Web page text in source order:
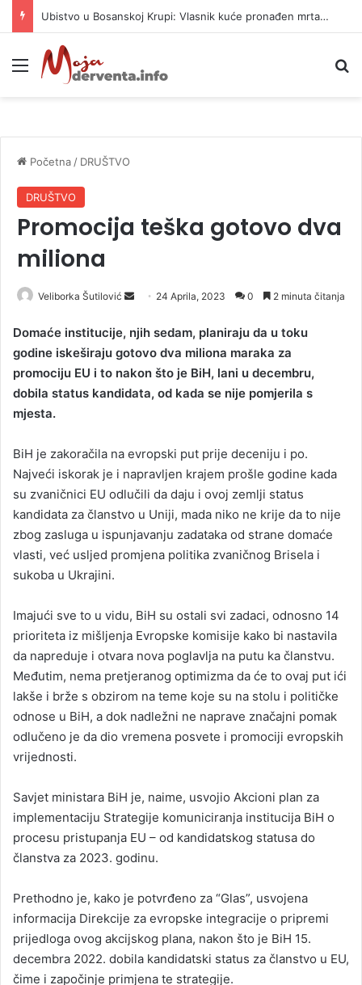
Ubistvo u Bosanskoj Krupi: Vlasnik kuće pronađen mrtav, uhapšen osumnjičeni
Meni
Početna / DRUŠTVO
DRUŠTVO
Promocija teška gotovo dva
miliona
Veliborka Šutilović
n
d
a
n
a
i
l
24 Aprila, 2023 0 2 minuta čitanja
Domaće institucije, njih sedam, planiraju da u toku
godine iskeširaju gotovo dva miliona maraka za
promociju EU i to nakon što je BiH, lani u decembru,
dobila status kandidata, od kada se nije pomjerila s
mjesta.
BiH je zakoračila na evropski put prije deceniju i po.
Najveći iskorak je i napravljen krajem prošle godine kada
su zvaničnici EU odlučili da daju i ovoj zemlji status
kandidata za članstvo u Uniji, mada niko ne krije da to nije
zbog zasluga u ispunjavanju zadataka od strane domaće
vlasti, već usljed promjena politika zvaničnog Brisela i
sukoba u Ukrajini.
Imajući sve to u vidu, BiH su ostali svi zadaci, odnosno 14
prioriteta iz mišljenja Evropske komisije kako bi nastavila
da napreduje i otvara nova poglavlja na putu ka članstvu.
Međutim, nema pretjeranog optimizma da će to ovaj put ići
lakše i brže s obzirom na teme koje su na stolu i političke
odnose u BiH, a dok nadležni ne naprave značajni pomak
odlučeno je da dio vremena posvete i promociji evropskih
vrijednosti.
Savjet ministara BiH je, naime, usvojio Akcioni plan za
implementaciju Strategije komuniciranja institucija BiH o
procesu pristupanja EU – od kandidatskog statusa do
članstva za 2023. godinu.
Prethodno je, kako je potvrđeno za “Glas”, usvojena
informacija Direkcije za evropske integracije o pripremi
prijedloga ovog akcijskog plana, nakon što je BiH 15.
decembra 2022. dobila kandidatski status za članstvo u EU,
čime i započinje primjena te strategije.